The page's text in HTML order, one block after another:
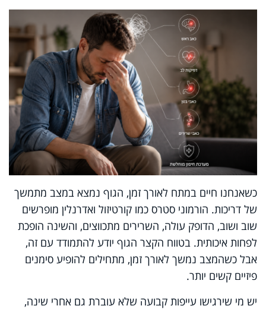
כשאנחנו חיים במתח לאורך זמן, הגוף נמצא במצב מתמשך
של דריכות. הורמוני סטרס כמו קורטיזול ואדרנלין מופרשים
שוב ושוב, הדופק עולה, השרירים מתכווצים, והשינה הופכת
לפחות איכותית. בטווח הקצר הגוף יודע להתמודד עם זה,
אבל כשהמצב נמשך לאורך זמן, מתחילים להופיע סימנים
פיזיים קשים יותר.
יש מי שירגישו עייפות קבועה שלא עוברת גם אחרי שינה,